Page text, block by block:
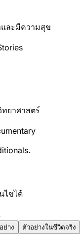
ละมีความสุข
ยาศาสตร์
ไขได้
ย่าง ตัวอย่างในชีวิตจริง